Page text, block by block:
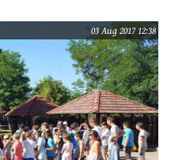
03 Aug 2017 12:38